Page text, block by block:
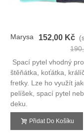
Marysa
3v1
152,00 Kč
Spací pytel vhodný pro
štěňátka, koťátka,
fretky. Lze ho využít
pelíšek, spací pytel
deku.
Přidat Do Košíku